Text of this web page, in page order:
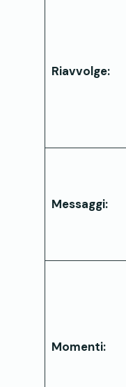
Riavvolge:
Messaggi:
Momenti: